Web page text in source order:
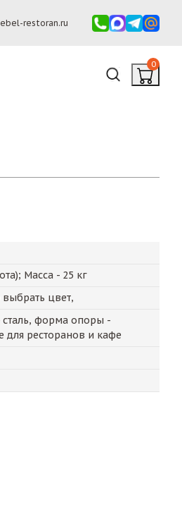
restoran.ru
0
Масса - 25 кг
цвет,
сталь, форма опоры -
для ресторанов и кафе